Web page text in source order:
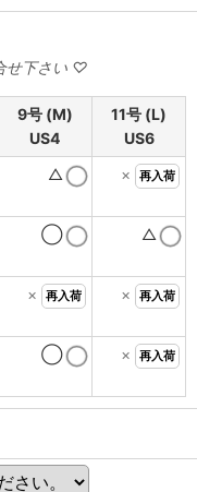
9号 (M)
US4
11号 (L)
US6
△ × 再入荷
◯ △
× 再入荷 × 再入荷
◯ × 再入荷